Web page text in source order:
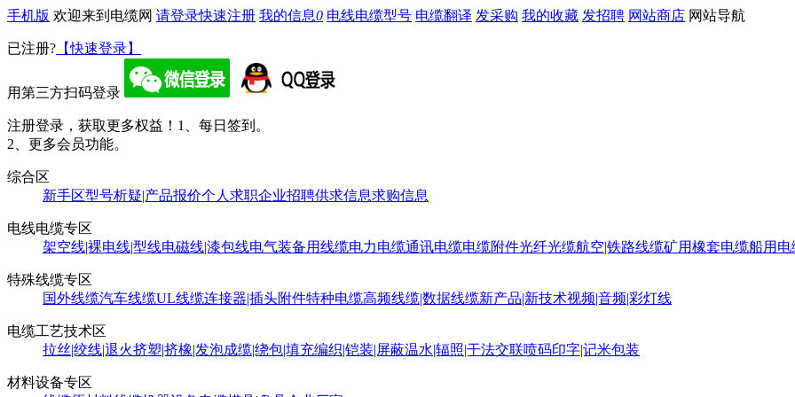
手机版 欢迎来到电缆网 请登录快速注册 我的信息0 电线电缆型号 电缆翻译 发采购 我的收藏 发招聘 网站商店 网站导航
已注册? 【快速登录】
用第三方扫码登录
注册登录，获取更多权益！ 1、每日签到。
2、更多会员功能。
综合区
新手区型号析疑|产品报价个人求职企业招聘供求信息求购信息
电线电缆专区
架空线|裸电线|型线电磁线|漆包线电气装备用线缆电力电缆通讯电缆电缆附件光纤光缆航空|铁路线缆矿用橡套电缆船用电
特殊线缆专区
国外线缆汽车线缆UL线缆连接器|插头附件特种电缆高频线缆|数据线缆新产品|新技术视频|音频|彩灯线
电缆工艺技术区
拉丝|绞线|退火挤塑|挤橡|发泡成缆|绕包|填充编织|铠装|屏蔽温水|辐照|干法交联喷码印字|记米包装
材料设备专区